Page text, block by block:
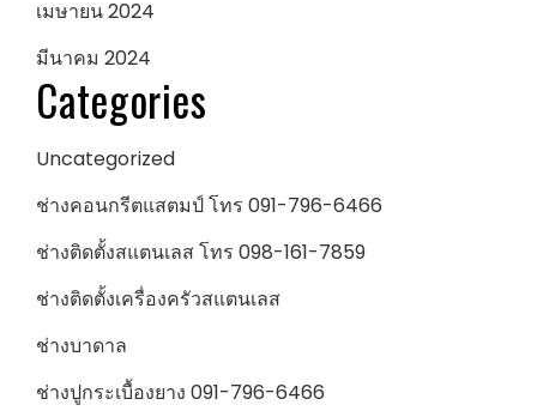
เมษายน 2024
มีนาคม 2024
Categories
Uncategorized
ช่างคอนกรีตแสตมป์ โทร 091-796-6466
ช่างติดตั้งสแตนเลส โทร 098-161-7859
ช่างติดตั้งเครื่องครัวสแตนเลส
ช่างบาดาล
ช่างปูกระเบื้องยาง 091-796-6466